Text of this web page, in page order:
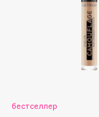
Boadicea The Victorious
бестселлер